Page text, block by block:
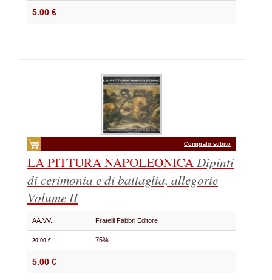
5.00 €
Compralo subito
LA PITTURA NAPOLEONICADipinti
di cerimonia e di battaglia, allegorie
Volume II
AA.VV. Fratelli Fabbri Editore
20.00 € 75%
5.00 €